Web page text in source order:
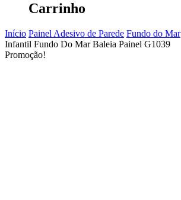
Carrinho
Início Painel Adesivo de Parede Fundo do Mar
Infantil Fundo Do Mar Baleia Painel G1039
Promoção!